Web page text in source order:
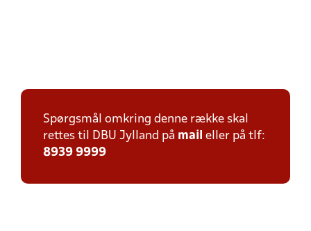
Spørgsmål omkring denne række skal
rettes til DBU Jylland på mail eller på tlf:
8939 9999